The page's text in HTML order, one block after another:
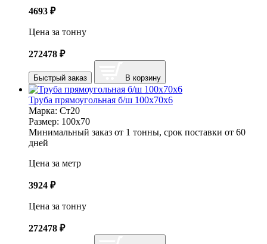
4693 ₽
Цена за тонну
272478 ₽
Быстрый заказ В корзину
Труба прямоугольная б/ш 100х70х6
Марка: Ст20
Размер: 100х70
Минимальный заказ от 1 тонны, срок поставки от 60
дней
Цена за метр
3924 ₽
Цена за тонну
272478 ₽